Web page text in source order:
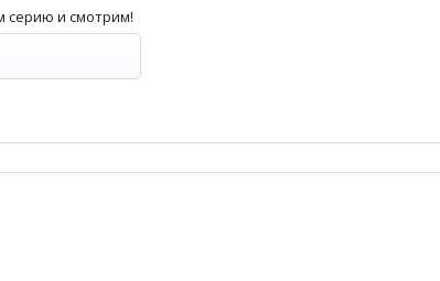
серию и смотрим!